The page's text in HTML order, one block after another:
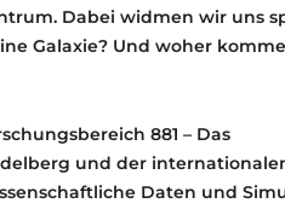
Dabei widmen wir uns
Galaxie? Und woher
881 – Das
und der
Daten und